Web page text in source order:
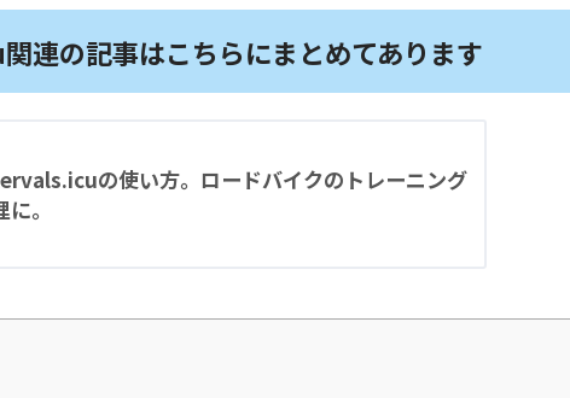
連の記事はこちらにまとめてあります
の使い方。ロードバイクのトレーニング
。